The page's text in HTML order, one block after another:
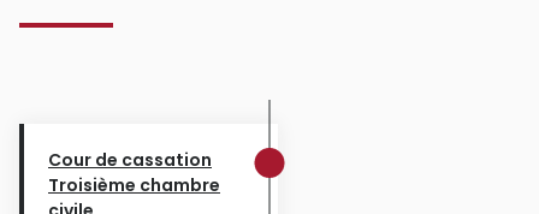
Cour de cassation
Troisième chambre